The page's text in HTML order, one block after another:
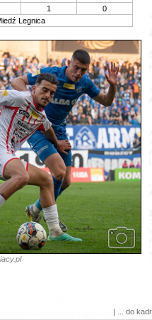
1 0
Legnica
| ... do